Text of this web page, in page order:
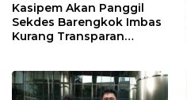
Kasipem Akan Panggil
Sekdes Barengkok Imbas
Kurang Transparan